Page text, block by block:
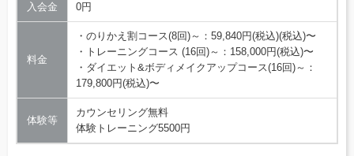
入会金 0円
料金
・のりかえ割コース(8回)～：59,840円(税込)(税込)〜
・トレーニングコース (16回)～：158,000円(税込)〜
・ダイエット&ボディメイクアップコース(16回)～：
179,800円(税込)〜
体験等
カウンセリング無料
体験トレーニング5500円